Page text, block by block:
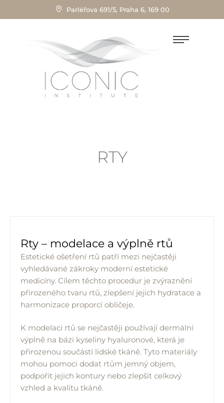
Parléřova 691/5, Praha 6, 169 00
RTY
Rty – modelace a výplně rtů
Estetické ošetření rtů patří mezi nejčastěji
vyhledávané zákroky moderní estetické
medicíny. Cílem těchto procedur je zvýraznění
přirozeného tvaru rtů, zlepšení jejich hydratace a
harmonizace proporcí obličeje.
K modelaci rtů se nejčastěji používají dermální
výplně na bázi kyseliny hyaluronové, která je
přirozenou součástí lidské tkáně. Tyto materiály
mohou pomoci dodat rtům jemný objem,
podpořit jejich kontury nebo zlepšit celkový
vzhled a kvalitu tkáně.